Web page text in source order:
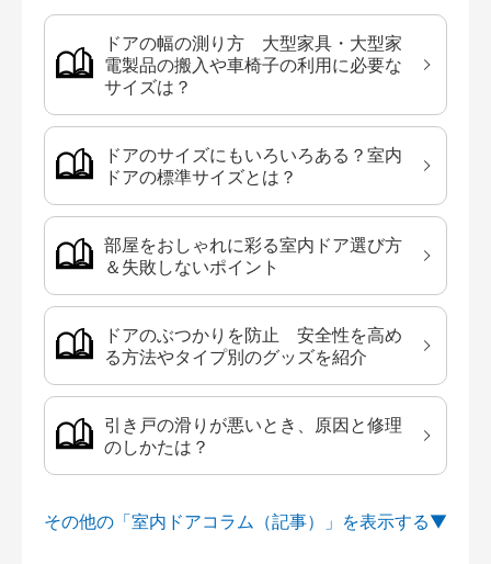
ドアの幅の測り方 大型家具・大型家
電製品の搬入や車椅子の利用に必要な
サイズは？
ドアのサイズにもいろいろある？室内
ドアの標準サイズとは？
部屋をおしゃれに彩る室内ドア選び方
＆失敗しないポイント
ドアのぶつかりを防止 安全性を高め
る方法やタイプ別のグッズを紹介
引き戸の滑りが悪いとき、原因と修理
のしかたは？
その他の「室内ドアコラム（記事）」を